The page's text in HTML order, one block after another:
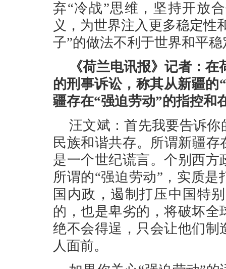
弃“冷战”思维，坚持开放
义，为世界注入更多稳定性
子”的做法不利于世界和平
《荷兰电讯报》记者：
的刑事诉讼，称其从新疆的
疆存在“强迫劳动”的指控和
汪文斌：首先我要告诉
民族和谐共存。所谓新疆
是一个世纪谎言。个别西
所谓的“强迫劳动”，实质
国内政，遏制打压中国特
的，也是卑劣的，将破坏
绝不会得逞，只会让他们
人面前。